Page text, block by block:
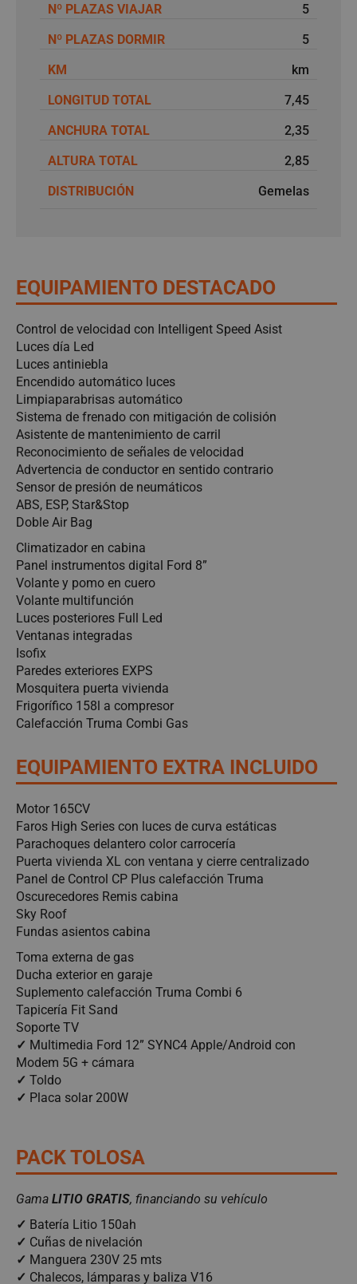
Nº PLAZAS VIAJAR
5
Nº PLAZAS DORMIR
5
KM
km
LONGITUD TOTAL
7,45
ANCHURA TOTAL
2,35
ALTURA TOTAL
2,85
DISTRIBUCIÓN
Gemelas
EQUIPAMIENTO DESTACADO
Control de velocidad con Intelligent Speed Asist
Luces día Led
Luces antiniebla
Encendido automático luces
Limpiaparabrisas automático
Sistema de frenado con mitigación de colisión
Asistente de mantenimiento de carril
Reconocimiento de señales de velocidad
Advertencia de conductor en sentido contrario
Sensor de presión de neumáticos
ABS, ESP, Star&Stop
Doble Air Bag
Climatizador en cabina
Panel instrumentos digital Ford 8”
Volante y pomo en cuero
Volante multifunción
Luces posteriores Full Led
Ventanas integradas
Isofix
Paredes exteriores EXPS
Mosquitera puerta vivienda
Frigorífico 158l a compresor
Calefacción Truma Combi Gas
EQUIPAMIENTO EXTRA INCLUIDO
Motor 165CV
Faros High Series con luces de curva estáticas
Parachoques delantero color carrocería
Puerta vivienda XL con ventana y cierre centralizado
Panel de Control CP Plus calefacción Truma
Oscurecedores Remis cabina
Sky Roof
Fundas asientos cabina
Toma externa de gas
Ducha exterior en garaje
Suplemento calefacción Truma Combi 6
Tapicería Fit Sand
Soporte TV
✓ Multimedia Ford 12” SYNC4 Apple/Android con
Modem 5G + cámara
✓ Toldo
✓ Placa solar 200W
PACK TOLOSA
Gama LITIO GRATIS, financiando su vehículo
✓ Batería Litio 150ah
✓ Cuñas de nivelación
✓ Manguera 230V 25 mts
✓ Chalecos, lámparas y baliza V16